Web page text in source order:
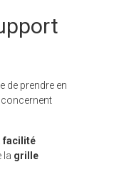
de prendre en
facilité
la grille